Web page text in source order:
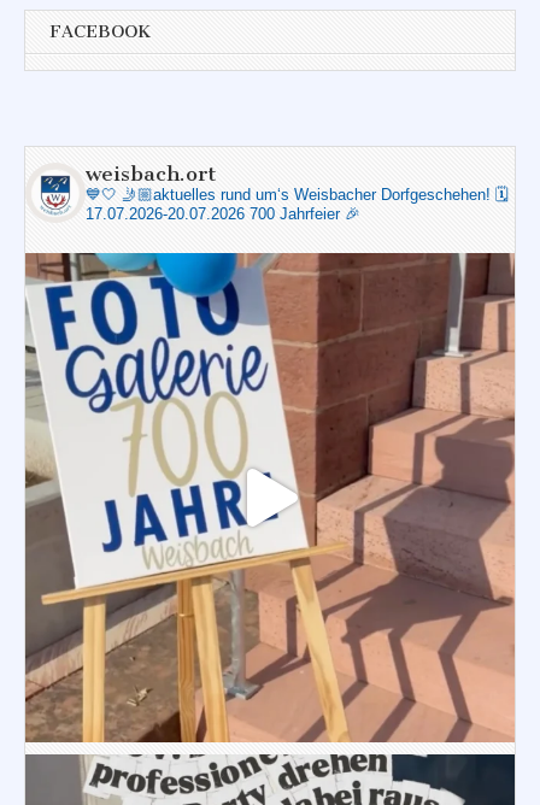
FACEBOOK
weisbach.ort
💙🤍 🤳🏼aktuelles rund um‘s Weisbacher Dorfgeschehen! 🗓️
17.07.2026-20.07.2026 700 Jahrfeier 🎉